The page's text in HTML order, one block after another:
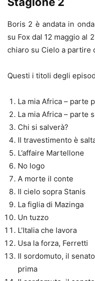
Boris 2 è andata in
su Fox dal 12 maggio al
chiaro su Cielo a partire
Questi i titoli degli
La mia Africa – parte
La mia Africa – parte
Chi si salverà?
Il travestimento è
L’affaire Martellone
No logo
A morte il conte
Il cielo sopra Stanis
La figlia di Mazinga
Un tuzzo
L’Italia che lavora
Usa la forza, Ferretti
Il sordomuto, il
prima